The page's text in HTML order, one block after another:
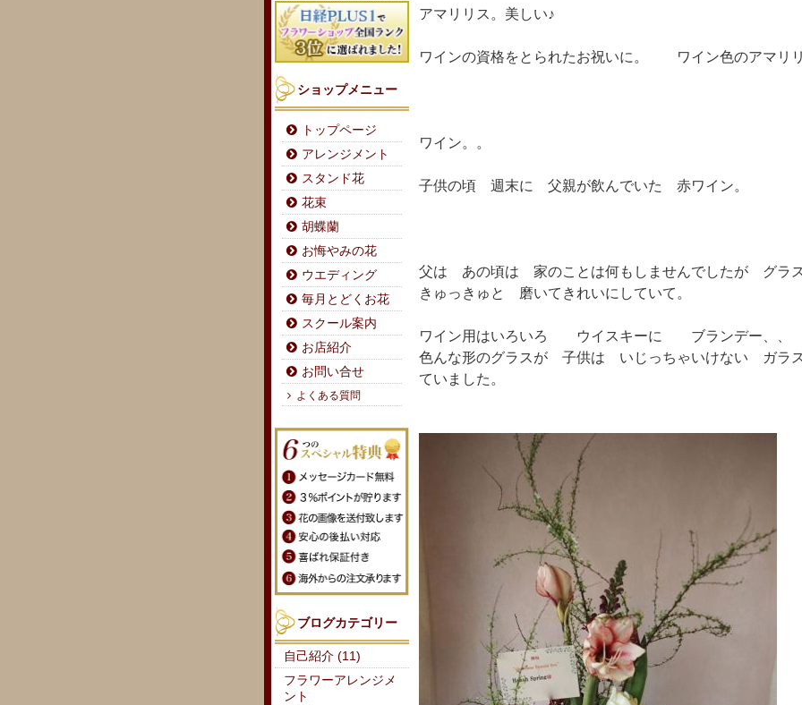
アマリリス。美しい♪
ワインの資格をとられたお祝いに。 ワイン色のアマ
ワイン。。
子供の頃 週末に 父親が飲んでいた 赤ワイン。
父は あの頃は 家のことは何もしませんでしたが グラ
きゅっきゅと 磨いてきれいにしていて。
ワイン用はいろいろ ウイスキーに ブランデー、、
色んな形のグラスが 子供は いじっちゃいけない ガラ
ていました。
ショップメニュー
トップページ
アレンジメント
スタンド花
花束
胡蝶蘭
お悔やみの花
ウエディング
毎月とどくお花
スクール案内
お店紹介
お問い合せ
よくある質問
ブログカテゴリー
自己紹介 (11)
フラワーアレンジメ
ント